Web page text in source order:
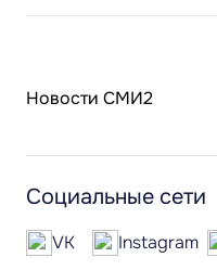
Новости СМИ2
Социальные сети
VK Instagram